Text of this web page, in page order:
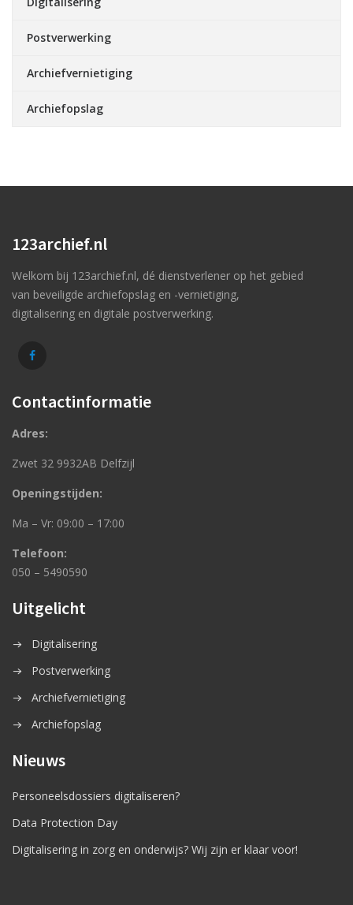
Postverwerking
Archiefvernietiging
Archiefopslag
123archief.nl
Welkom bij 123archief.nl, dé dienstverlener op het gebied
van beveiligde archiefopslag en -vernietiging,
digitalisering en digitale postverwerking.
Contactinformatie
Adres:
Zwet 32 9932AB Delfzijl
Openingstijden:
Ma – Vr: 09:00 – 17:00
Telefoon:
050 – 5490590
Uitgelicht
Digitalisering
Postverwerking
Archiefvernietiging
Archiefopslag
Nieuws
Personeelsdossiers digitaliseren?
Data Protection Day
Digitalisering in zorg en onderwijs? Wij zijn er klaar voor!